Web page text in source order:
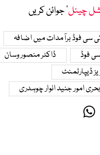
چینل‘ جوائن کریں
سی فوڈ برآمدات میں اضافہ
فوڈ
ڈاکٹر منصور وسان
ڈیپارٹمنٹ
امور جنید انوار چوہدری